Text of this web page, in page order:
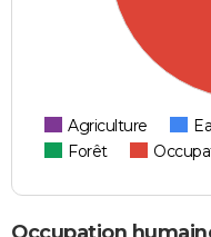
Agriculture
Forêt